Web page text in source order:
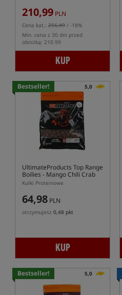
210,99 PLN
Cena kat.: 256,49 / -18%
Min. cena z 30 dni przed
obniżką: 210.99
KUP
Bestseller! 5,0
UltimateProducts Top Range
Boilies - Mango Chili Crab
Kulki Proteinowe
64,98 PLN
otrzymujesz 0,48 pkt
KUP
Bestseller! 5,0